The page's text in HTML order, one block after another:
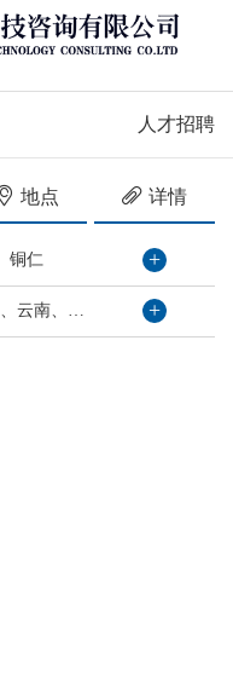
人才招聘
地点 详情
铜仁 +
+